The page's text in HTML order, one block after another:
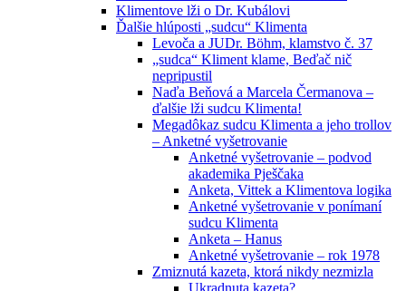
Klimentove lži o Dr. Kubálovi
Ďalšie hlúposti „sudcu“ Klimenta
Levoča a JUDr. Böhm, klamstvo č. 37
„sudca“ Kliment klame, Beďač nič
nepripustil
Naďa Beňová a Marcela Čermanova –
ďalšie lži sudcu Klimenta!
Megadôkaz sudcu Klimenta a jeho trollov
– Anketné vyšetrovanie
Anketné vyšetrovanie – podvod
akademika Pješčaka
Anketa, Vittek a Klimentova logika
Anketné vyšetrovanie v ponímaní
sudcu Klimenta
Anketa – Hanus
Anketné vyšetrovanie – rok 1978
Zmiznutá kazeta, ktorá nikdy nezmizla
Ukradnuta kazeta?